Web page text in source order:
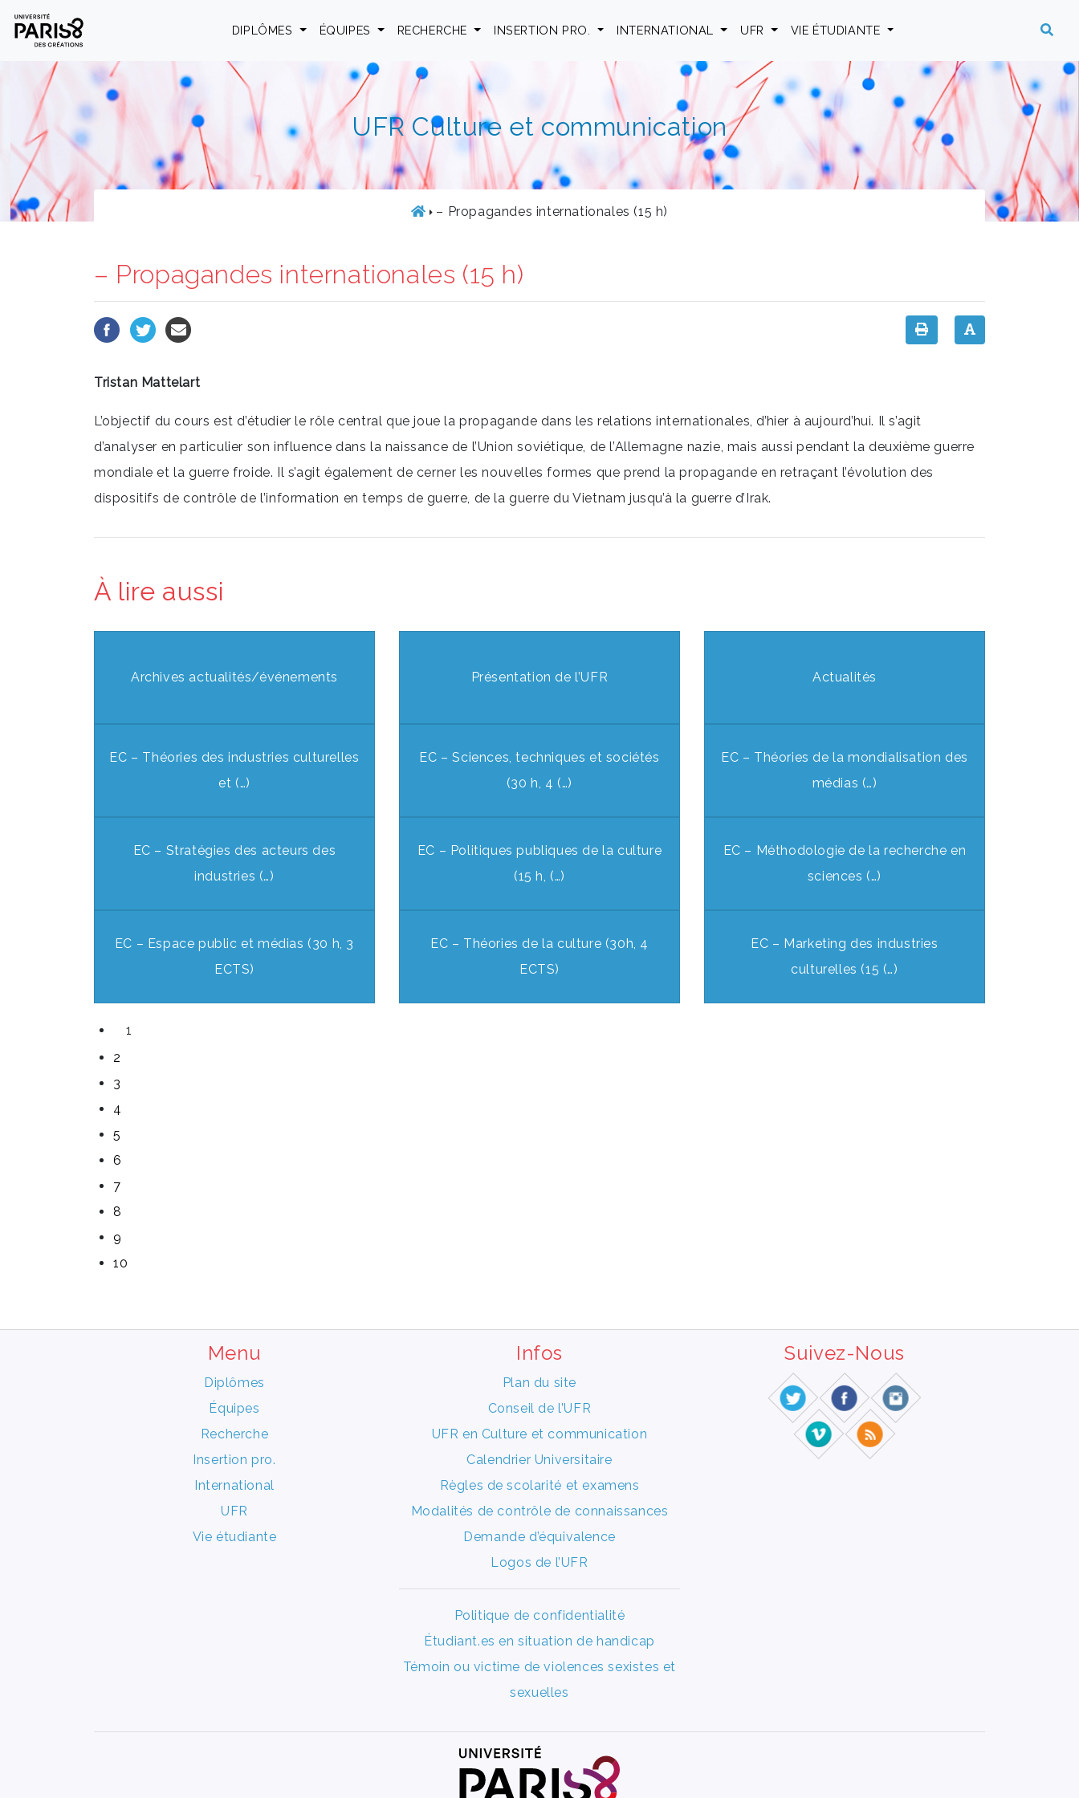
Panneau de gestion des cookies
DIPLÔMES
ÉQUIPES RECHERCHE INSERTION PRO. INTERNATIONAL UFR VIE ÉTUDIANTE
UFR Culture et communication
– Propagandes internationales (15 h)
– Propagandes internationales (15 h)
Tristan Mattelart
L’objectif du cours est d’étudier le rôle central que joue la propagande dans les relations internationales, d’hier à aujourd’hui. Il s’agit
d’analyser en particulier son influence dans la naissance de l’Union soviétique, de l’Allemagne nazie, mais aussi pendant la deuxième guerre
mondiale et la guerre froide. Il s’agit également de cerner les nouvelles formes que prend la propagande en retraçant l’évolution des
dispositifs de contrôle de l’information en temps de guerre, de la guerre du Vietnam jusqu’à la guerre d’Irak.
À lire aussi
Archives actualités/événements Présentation de l’UFR Actualités
EC – Théories des industries culturelles
et (…)
EC – Sciences, techniques et sociétés
(30 h, 4 (…)
EC – Théories de la mondialisation des
médias (…)
EC – Stratégies des acteurs des
industries (…)
EC – Politiques publiques de la culture
(15 h, (…)
EC – Méthodologie de la recherche en
sciences (…)
EC – Espace public et médias (30 h, 3
ECTS)
EC – Théories de la culture (30h, 4
ECTS)
EC – Marketing des industries
culturelles (15 (…)
1
2
3
4
5
6
7
8
9
10
Menu
Diplômes
Équipes
Recherche
Insertion pro.
International
UFR
Vie étudiante
Infos
Plan du site
Conseil de l’UFR
UFR en Culture et communication
Calendrier Universitaire
Règles de scolarité et examens
Modalités de contrôle de connaissances
Demande d’équivalence
Logos de l’UFR
Politique de confidentialité
Étudiant.es en situation de handicap
Témoin ou victime de violences sexistes et
sexuelles
Suivez-Nous